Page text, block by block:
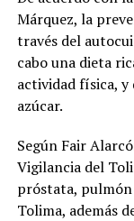
Márquez, la
través del
cabo una dieta
actividad física, y
azúcar.
Según Fair
Vigilancia del
próstata,
Tolima, además